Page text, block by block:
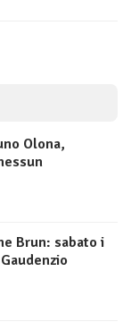
Olona,
Brun: sabato i